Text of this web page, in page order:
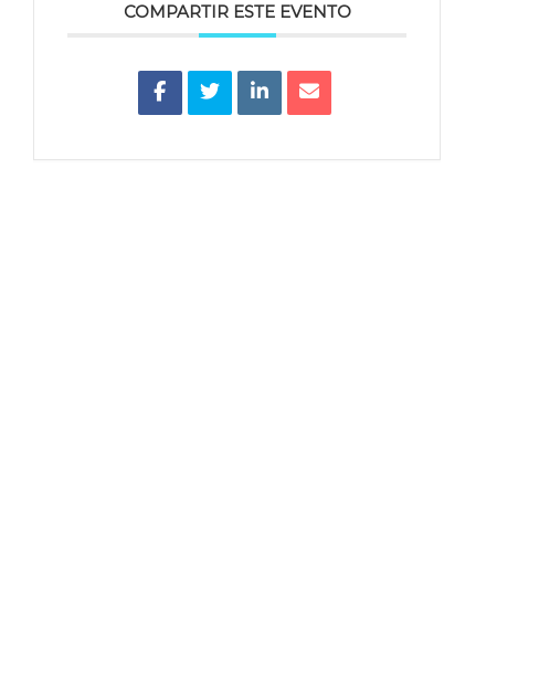
COMPARTIR ESTE EVENTO